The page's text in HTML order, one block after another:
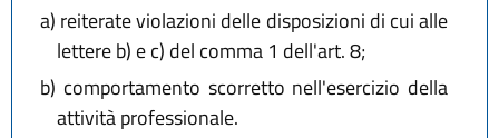
a) reiterate violazioni delle disposizioni di cui alle
lettere b) e c) del comma 1 dell'art. 8;
b) comportamento scorretto nell'esercizio della
attività professionale.